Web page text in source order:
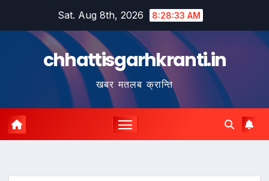
Sat. Aug 8th, 2026 8:28:33 AM
chhattisgarhkranti.in
खबर मतलब क्रान्ति